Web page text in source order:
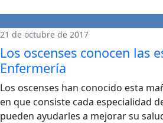
21 de octubre de 2017
Los oscenses conocen las
Enfermería
Los oscenses han conocido esta
en que consiste cada especialidad
pueden ayudarles a mejorar su